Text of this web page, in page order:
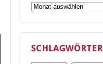
Archiv
SCHLAGWÖRTER